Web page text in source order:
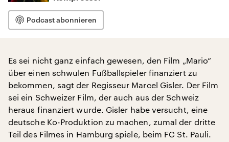
Podcast abonnieren
Es sei nicht ganz einfach gewesen, den Film „Mario“
über einen schwulen Fußballspieler finanziert zu
bekommen, sagt der Regisseur Marcel Gisler. Der Film
sei ein Schweizer Film, der auch aus der Schweiz
heraus finanziert wurde. Gisler habe versucht, eine
deutsche Ko-Produktion zu machen, zumal der dritte
Teil des Filmes in Hamburg spiele, beim FC St. Pauli.